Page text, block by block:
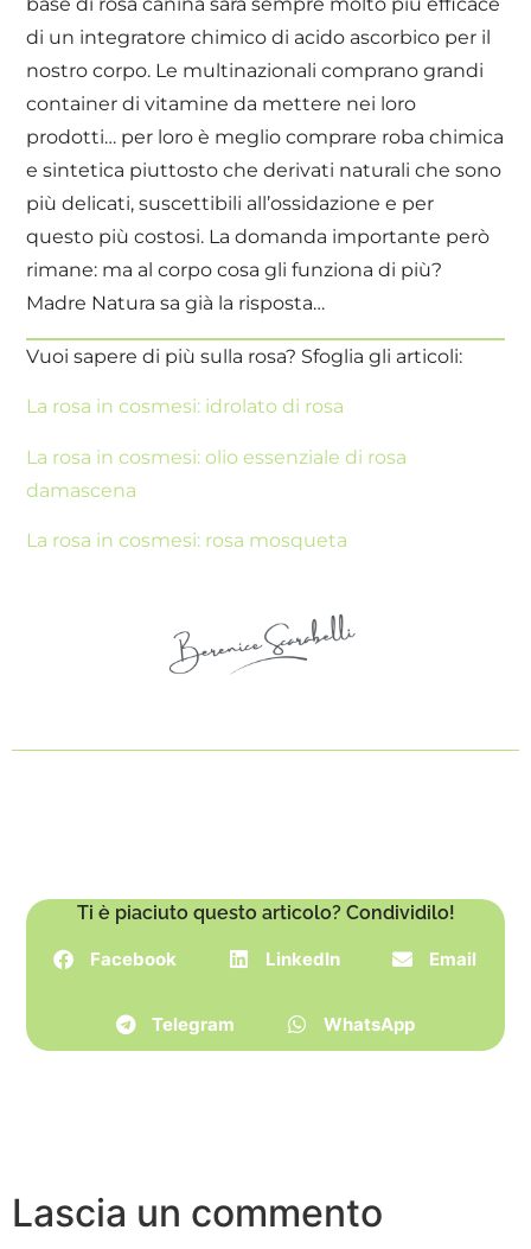
base di rosa canina sarà sempre molto più efficace
di un integratore chimico di acido ascorbico per il
nostro corpo. Le multinazionali comprano grandi
container di vitamine da mettere nei loro
prodotti… per loro è meglio comprare roba chimica
e sintetica piuttosto che derivati naturali che sono
più delicati, suscettibili all’ossidazione e per
questo più costosi. La domanda importante però
rimane: ma al corpo cosa gli funziona di più?
Madre Natura sa già la risposta…
Vuoi sapere di più sulla rosa? Sfoglia gli articoli:
La rosa in cosmesi: idrolato di rosa
La rosa in cosmesi: olio essenziale di rosa
damascena
La rosa in cosmesi: rosa mosqueta
Ti è piaciuto questo articolo? Condividilo!
Facebook LinkedIn Email
Telegram WhatsApp
Lascia un commento